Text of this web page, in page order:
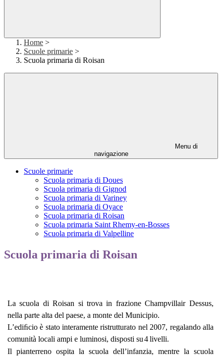
Home >
Scuole primarie >
Scuola primaria di Roisan
Menu di
navigazione
Scuole primarie
Scuola primaria di Doues
Scuola primaria di Gignod
Scuola primaria di Variney
Scuola primaria di Oyace
Scuola primaria di Roisan
Scuola primaria Saint Rhemy-en-Bosses
Scuola primaria di Valpelline
Scuola primaria di Roisan
La scuola di Roisan si trova in frazione Champvillair Dessus,
nella parte alta del paese, a monte del Municipio.
L’ediﬁcio è stato interamente ristrutturato nel 2007, regalando alla
comunità locali ampi e luminosi, disposti su4livelli.
Il pianterreno ospita la scuola dell’infanzia, mentre la scuola